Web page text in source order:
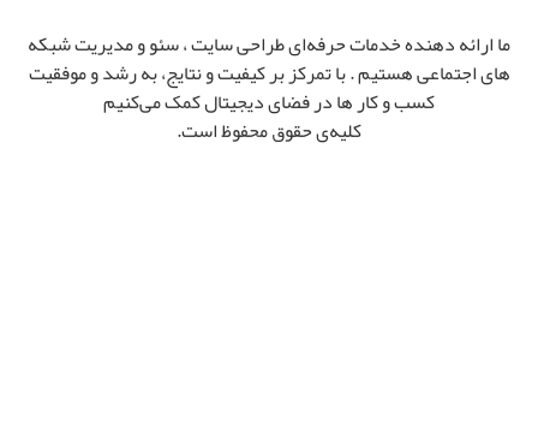
ما ارائه‌ دهنده خدمات حرفه‌ای طراحی سایت ، سئو و مدیریت شبکه‌
های اجتماعی هستیم . با تمرکز بر کیفیت و نتایج، به رشد و موفقیت
کسب‌ و کار ها در فضای دیجیتال کمک می‌کنیم
کلیه‌ی حقوق محفوظ است.